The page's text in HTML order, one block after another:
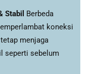
Stabil Berbeda
koneksi
menjaga
seperti sebelum